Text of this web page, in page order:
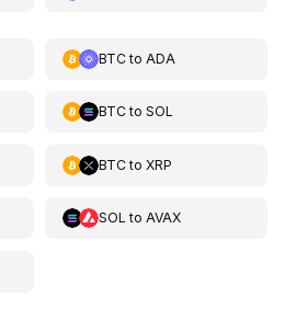
BTCto ADA
BTCto SOL
BTCto XRP
SOL to AVAX